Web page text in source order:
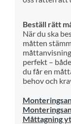
Beställ rätt
När du ska
måtten
perfekt –
du får en
behov och
Måttagning